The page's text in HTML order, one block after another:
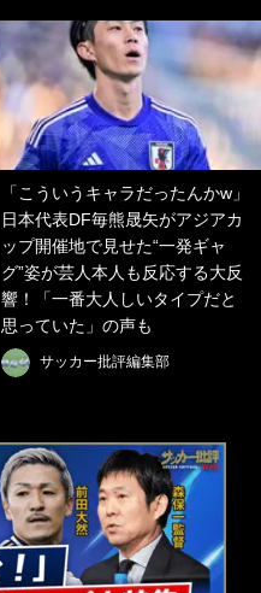
「こういうキャラだったんかw」
日本代表DF毎熊晟矢がアジアカ
ップ開催地で見せた“一発ギャ
グ”姿が芸人本人も反応する大反
響！「一番大人しいタイプだと
思っていた」の声も
サッカー批評編集部